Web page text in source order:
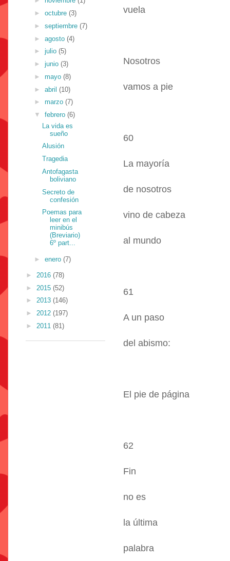
vuela
Nosotros
vamos a pie
60
La mayoría
de nosotros
vino de cabeza
al mundo
61
A un paso
del abismo:
El pie de página
62
Fin
no es
la última
palabra
► octubre (3)
► septiembre (7)
► agosto (4)
► julio (5)
► junio (3)
► mayo (8)
► abril (10)
► marzo (7)
▼ febrero (6)
La vida es
sueño
Alusión
Tragedia
Antofagasta
boliviano
Secreto de
confesión
Poemas para
leer en el
minibús
(Breviario)
6º part...
► enero (7)
► 2016 (78)
► 2015 (52)
► 2013 (146)
► 2012 (197)
► 2011 (81)